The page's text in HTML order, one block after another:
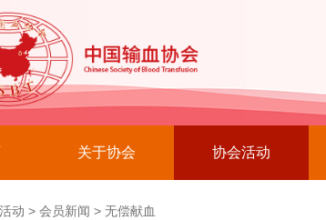
关于协会 协会活动
动 > 会员新闻 > 无偿献血